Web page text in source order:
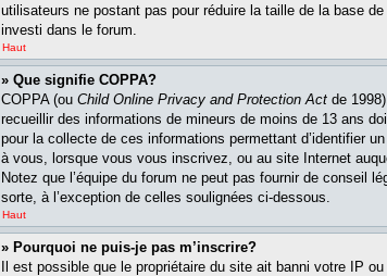
utilisateurs ne postant pas pour réduire la taille de la base
investi dans le forum.
Haut
» Que signifie COPPA?
COPPA (ou Child Online Privacy and Protection Act de
recueillir des informations de mineurs de moins de 13 ans
pour la collecte de ces informations permettant d’identifier
à vous, lorsque vous vous inscrivez, ou au site Internet
Notez que l’équipe du forum ne peut pas fournir de conseil
sorte, à l’exception de celles soulignées ci-dessous.
Haut
» Pourquoi ne puis-je pas m’inscrire?
Il est possible que le propriétaire du site ait banni votre IP